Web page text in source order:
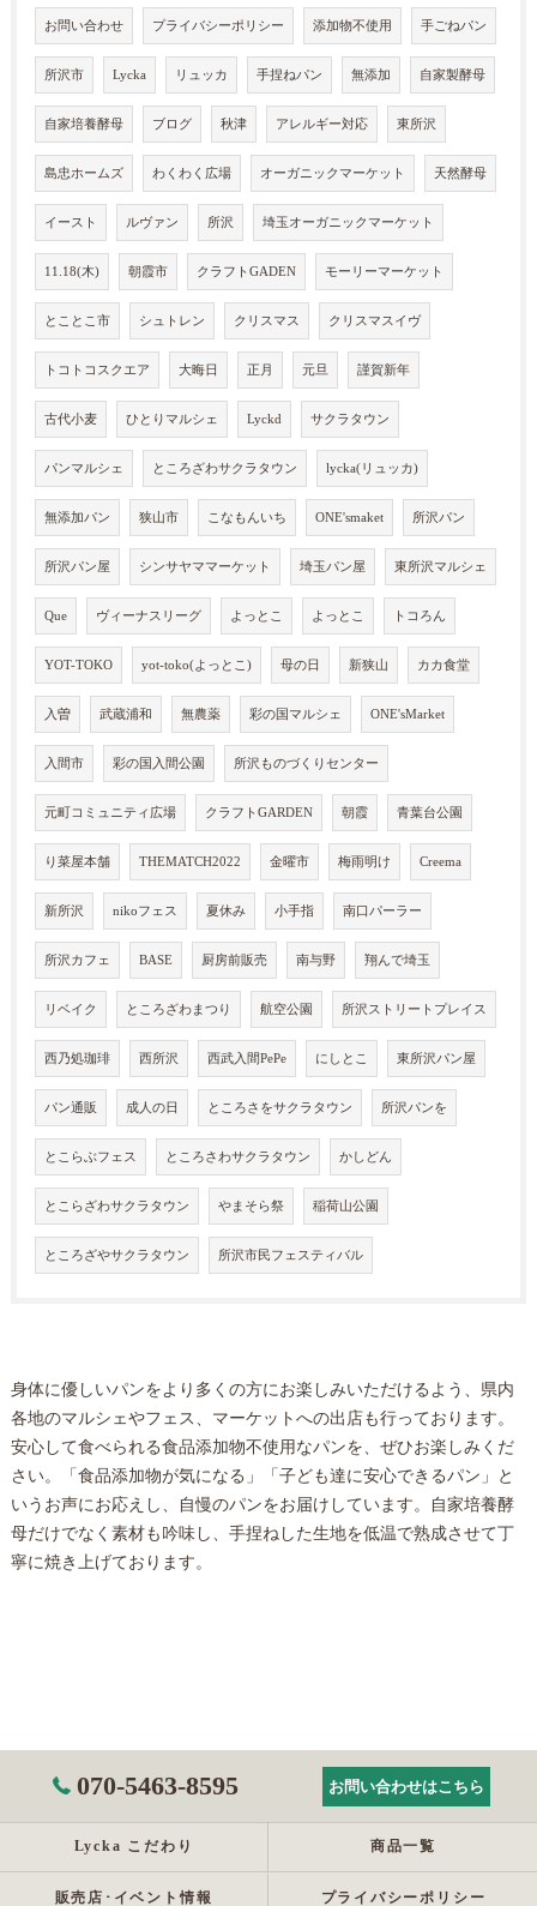
お問い合わせ プライバシーポリシー 添加物不使用 手ごねパン
所沢市 Lycka リュッカ 手捏ねパン 無添加 自家製酵母
自家培養酵母 ブログ 秋津 アレルギー対応 東所沢
島忠ホームズ わくわく広場 オーガニックマーケット 天然酵母
イースト ルヴァン 所沢 埼玉オーガニックマーケット
11.18(木) 朝霞市 クラフトGADEN モーリーマーケット
とことこ市 シュトレン クリスマス クリスマスイヴ
トコトコスクエア 大晦日 正月 元旦 謹賀新年
古代小麦 ひとりマルシェ Lyckd サクラタウン
パンマルシェ ところざわサクラタウン lycka(リュッカ)
無添加パン 狭山市 こなもんいち ONE'smaket 所沢パン
所沢パン屋 シンサヤママーケット 埼玉パン屋 東所沢マルシェ
Que ヴィーナスリーグ よっとこ よっとこ トコろん
YOT-TOKO yot-toko(よっとこ) 母の日 新狭山 カカ食堂
入曽 武蔵浦和 無農薬 彩の国マルシェ ONE'sMarket
入間市 彩の国入間公園 所沢ものづくりセンター
元町コミュニティ広場 クラフトGARDEN 朝霞 青葉台公園
り菜屋本舗 THEMATCH2022 金曜市 梅雨明け Creema
新所沢 nikoフェス 夏休み 小手指 南口パーラー
所沢カフェ BASE 厨房前販売 南与野 翔んで埼玉
リベイク ところざわまつり 航空公園 所沢ストリートプレイス
西乃処珈琲 西所沢 西武入間PePe にしとこ 東所沢パン屋
パン通販 成人の日 ところさをサクラタウン 所沢パンを
とこらぶフェス ところさわサクラタウン かしどん
とこらざわサクラタウン やまそら祭 稲荷山公園
ところざやサクラタウン 所沢市民フェスティバル
身体に優しいパンをより多くの方にお楽しみいただけるよう、県内
各地のマルシェやフェス、マーケットへの出店も行っております。
安心して食べられる食品添加物不使用なパンを、ぜひお楽しみくだ
さい。「食品添加物が気になる」「子ども達に安心できるパン」と
いうお声にお応えし、自慢のパンをお届けしています。自家培養酵
母だけでなく素材も吟味し、手捏ねした生地を低温で熟成させて丁
寧に焼き上げております。
070-5463-8595 お問い合わせはこちら
Lycka こだわり 商品一覧
販売店･イベント情報 プライバシーポリシー